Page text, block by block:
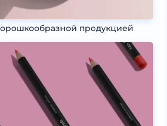
продукцией